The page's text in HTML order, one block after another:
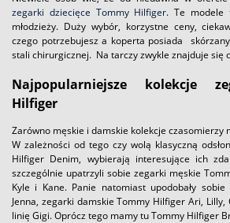
zegarki dziecięce Tommy Hilfiger. Te modele
młodzieży. Duży wybór, korzystne ceny,
czego potrzebujesz a koperta posiada
stali chirurgicznej. Na tarczy zwykle znajduje się
Najpopularniejsze kolekcje
Hilfiger
Zarówno męskie i damskie kolekcje czasomierzy
W zależności od tego czy wolą klasyczną
Hilfiger Denim, wybierają interesujące ich
szczególnie upatrzyli sobie zegarki męskie
Kyle i Kane. Panie natomiast upodobały
Jenna, zegarki damskie Tommy Hilfiger Ari,
linię Gigi. Oprócz tego mamy tu Tommy Hilfiger